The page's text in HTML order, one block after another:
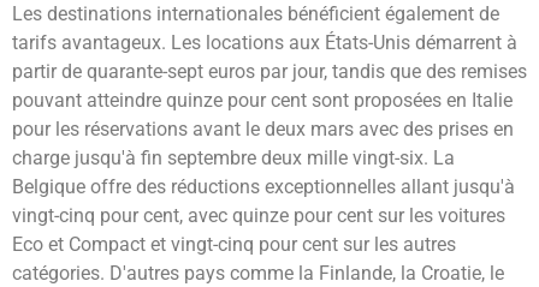
Les destinations internationales bénéficient également de
tarifs avantageux. Les locations aux États-Unis démarrent à
partir de quarante-sept euros par jour, tandis que des remises
pouvant atteindre quinze pour cent sont proposées en Italie
pour les réservations avant le deux mars avec des prises en
charge jusqu'à fin septembre deux mille vingt-six. La
Belgique offre des réductions exceptionnelles allant jusqu'à
vingt-cinq pour cent, avec quinze pour cent sur les voitures
Eco et Compact et vingt-cinq pour cent sur les autres
catégories. D'autres pays comme la Finlande, la Croatie, le